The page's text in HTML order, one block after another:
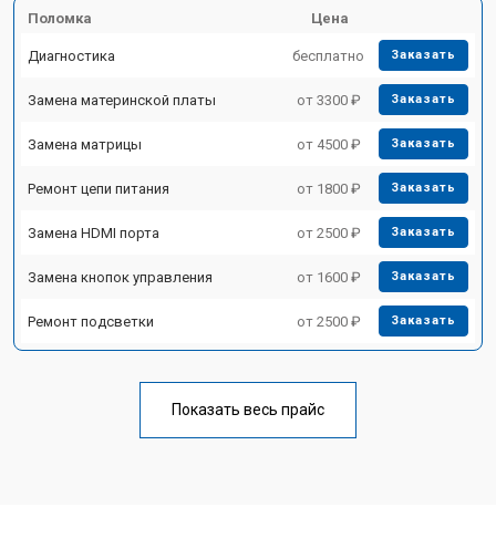
Поломка Цена
Диагностика бесплатно Заказать
Замена материнской платы от 3300 ₽ Заказать
Замена матрицы от 4500 ₽ Заказать
Ремонт цепи питания от 1800 ₽ Заказать
Замена HDMI порта от 2500 ₽ Заказать
Замена кнопок управления от 1600 ₽ Заказать
Ремонт подсветки от 2500 ₽ Заказать
Показать весь прайс